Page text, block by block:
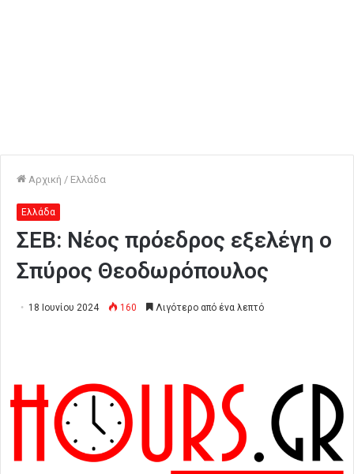
Αρχική / Ελλάδα
Ελλάδα
ΣΕΒ: Νέος πρόεδρος εξελέγη ο
Σπύρος Θεοδωρόπουλος
18 Ιουνίου 2024 160 Λιγότερο από ένα λεπτό